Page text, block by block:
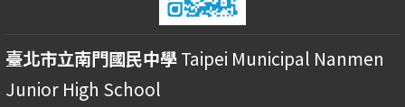
臺北市立南門國民中學Taipei Municipal Nanmen
Junior High School